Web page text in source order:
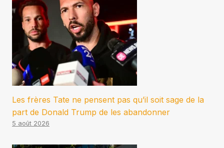
Les frères Tate ne pensent pas qu’il soit sage de la
part de Donald Trump de les abandonner
5 août 2026